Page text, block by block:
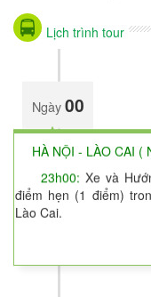
Lịch trình tour
Ngày00
HÀ NỘI - LÀO CAI (
23h00:Xe và
điểm hẹn (1 điểm)
Lào Cai.